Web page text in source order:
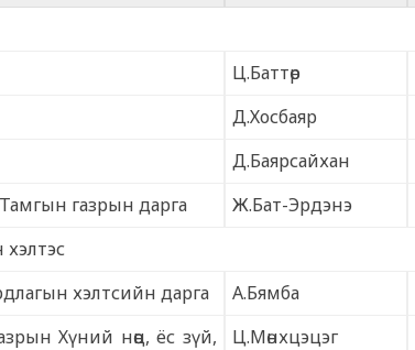
Ц.Баттөр
Д.Хосбаяр
Д.Баярсайхан
газрын дарга Ж.Бат-Эрдэнэ
хэлтсийн дарга А.Бямба
Хүний нөөц, ёс зүй,
Ц.Мөнхцэцэг